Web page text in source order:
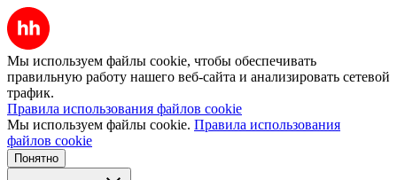
Мы используем файлы cookie, чтобы обеспечивать
правильную работу нашего веб-сайта и анализировать сетевой
трафик.
Правила использования файлов cookie
Мы используем файлы cookie. Правила использования
файлов cookie
Понятно